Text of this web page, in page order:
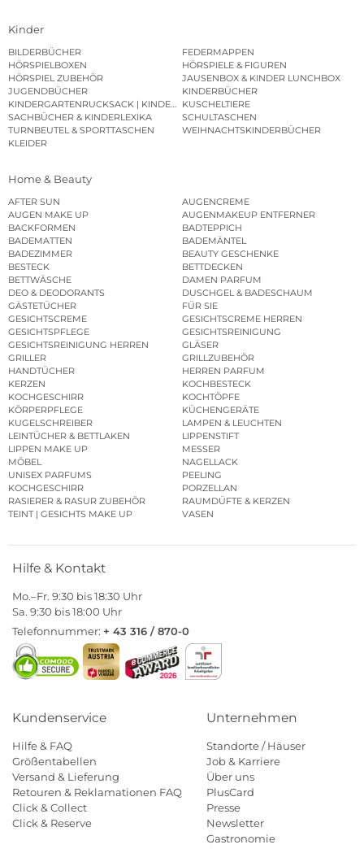
Kinder
BILDERBÜCHER
FEDERMAPPEN
HÖRSPIELBOXEN
HÖRSPIELE & FIGUREN
HÖRSPIEL ZUBEHÖR
JAUSENBOX & KINDER LUNCHBOX
JUGENDBÜCHER
KINDERBÜCHER
KINDERGARTENRUCKSACK | KINDERGARTENBEUTEL
KUSCHELTIERE
SACHBÜCHER & KINDERLEXIKA
SCHULTASCHEN
TURNBEUTEL & SPORTTASCHEN
WEIHNACHTSKINDERBÜCHER
KLEIDER
Home & Beauty
AFTER SUN
AUGENCREME
AUGEN MAKE UP
AUGENMAKEUP ENTFERNER
BACKFORMEN
BADTEPPICH
BADEMATTEN
BADEMÄNTEL
BADEZIMMER
BEAUTY GESCHENKE
BESTECK
BETTDECKEN
BETTWÄSCHE
DAMEN PARFUM
DEO & DEODORANTS
DUSCHGEL & BADESCHAUM
GÄSTETÜCHER
FÜR SIE
GESICHTSCREME
GESICHTSCREME HERREN
GESICHTSPFLEGE
GESICHTSREINIGUNG
GESICHTSREINIGUNG HERREN
GLÄSER
GRILLER
GRILLZUBEHÖR
HANDTÜCHER
HERREN PARFUM
KERZEN
KOCHBESTECK
KOCHGESCHIRR
KOCHTÖPFE
KÖRPERPFLEGE
KÜCHENGERÄTE
KUGELSCHREIBER
LAMPEN & LEUCHTEN
LEINTÜCHER & BETTLAKEN
LIPPENSTIFT
LIPPEN MAKE UP
MESSER
MÖBEL
NAGELLACK
UNISEX PARFUMS
PEELING
KOCHGESCHIRR
PORZELLAN
RASIERER & RASUR ZUBEHÖR
RAUMDÜFTE & KERZEN
TEINT | GESICHTS MAKE UP
VASEN
Hilfe & Kontakt
Mo.–Fr. 9:30 bis 18:30 Uhr
Sa. 9:30 bis 18:00 Uhr
Telefonnummer: + 43 316 / 870-0
Kundenservice
Hilfe & FAQ
Größentabellen
Versand & Lieferung
Retouren & Reklamationen FAQ
Click & Collect
Click & Reserve
Unternehmen
Standorte / Häuser
Job & Karriere
Über uns
PlusCard
Presse
Newsletter
Gastronomie